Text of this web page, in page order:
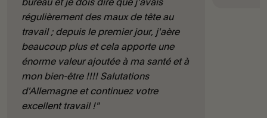
régulièrement des maux de tête au
travail ; depuis le premier jour, j'aère
beaucoup plus et cela apporte une
énorme valeur ajoutée à ma santé et à
mon bien-être !!!! Salutations
d'Allemagne et continuez votre
excellent travail !"